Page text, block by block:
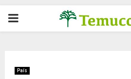
P
País